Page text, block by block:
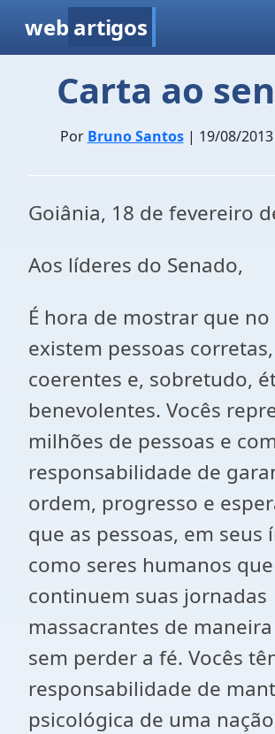
web artigos
Carta ao
Por Bruno Santos| 19/08/
Goiânia, 18 de fevereiro
Aos líderes do Senado,
É hora de mostrar que no
existem pessoas corretas,
coerentes e, sobretudo,
benevolentes. Vocês
milhões de pessoas e
responsabilidade de
ordem, progresso e
que as pessoas, em seus
como seres humanos
continuem suas jornadas
massacrantes de
sem perder a fé. Vocês
responsabilidade de
psicológica de uma